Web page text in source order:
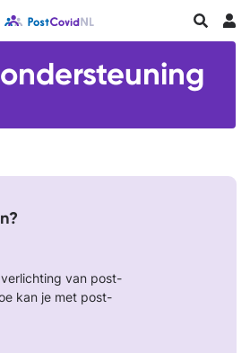
Longfonds homepageZoeken
van post-
kan je met post-